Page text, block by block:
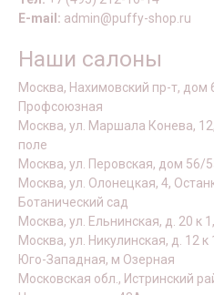
E-mail: admin@puffy-shop.ru
Наши салоны
Москва, Нахимовский пр-т, дом
Профсоюзная
Москва, ул. Маршала Конева,
поле
Москва, ул. Перовская, дом 56/
Москва, ул. Олонецкая, 4,
Ботанический сад
Москва, ул. Ельнинская, д. 20
Москва, ул. Никулинская, д. 12
Юго-Западная, м Озерная
Московская обл., Истринский